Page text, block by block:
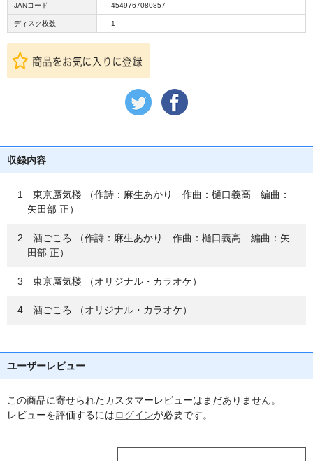
JANコード 4549767080857
ディスク枚数 1
収録内容
1 東京蜃気楼 （作詩：麻生あかり 作曲：樋口義高 編曲：
矢田部 正）
2 酒ごころ （作詩：麻生あかり 作曲：樋口義高 編曲：矢
田部 正）
3 東京蜃気楼 （オリジナル・カラオケ）
4 酒ごころ （オリジナル・カラオケ）
ユーザーレビュー
この商品に寄せられたカスタマーレビューはまだありません。
レビューを評価するにはログインが必要です。